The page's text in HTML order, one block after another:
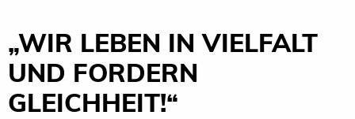
„WIR LEBEN IN VIELFALT
UND FORDERN
GLEICHHEIT!“